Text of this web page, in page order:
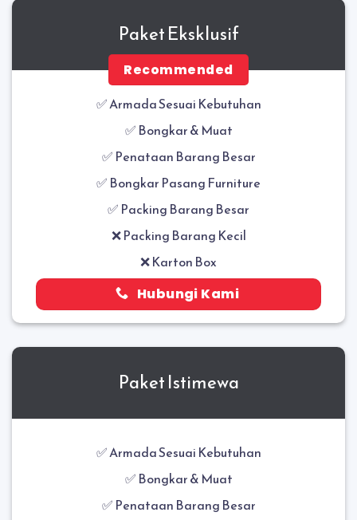
Paket Eksklusif
Recommended
✅ Armada Sesuai Kebutuhan
✅ Bongkar & Muat
✅ Penataan Barang Besar
✅ Bongkar Pasang Furniture
✅ Packing Barang Besar
❌ Packing Barang Kecil
❌ Karton Box
Hubungi Kami
Paket Istimewa
✅ Armada Sesuai Kebutuhan
✅ Bongkar & Muat
✅ Penataan Barang Besar